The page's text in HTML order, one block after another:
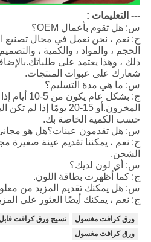
--- التعليمات :
س: هل تقوم بأعمال OEM؟
ج: نعم ، نحن نعمل في مجال تصنيع
الحجم ، والمواد ، والكمية ،
ذلك ، وهذا يعتمد على
شعارك على عبوات المنتجات.
س: ما هي مدة التسليم؟
ج: بشكل عام
المخزون.أو 15-20 يومًا
حسب الكمية الخاصة بك.
س: هل تقدمون عينات؟هل هو
ج: نعم ، يمكننا تقديم عينة صغيرة
الشحن.
س: أي لون لديك؟
ج: كما أظهرت بطاقة اللون.
س: هل يمكنك تقديم المزيد من
ج: نعم ، يمكنك أيضًا العثور على
ورق كرافت مغسول
نسيج ورق كرافت
ورق كرافت مغسول